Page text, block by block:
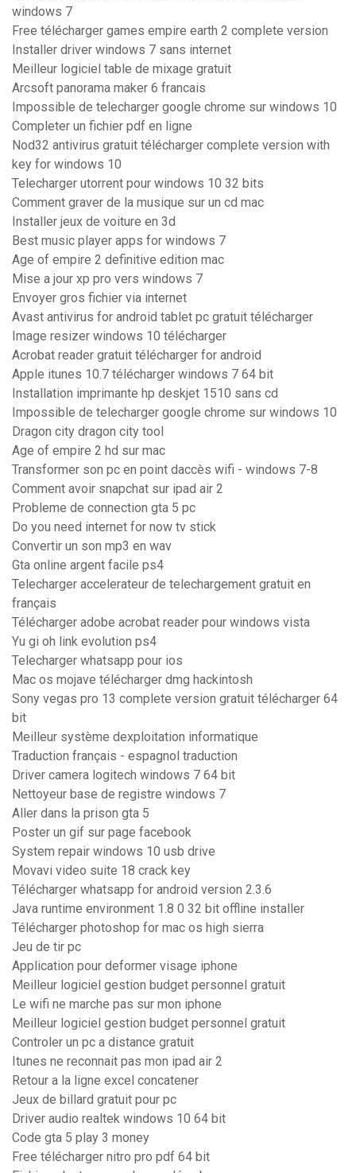
windows 7
Free télécharger games empire earth 2 complete version
Installer driver windows 7 sans internet
Meilleur logiciel table de mixage gratuit
Arcsoft panorama maker 6 francais
Impossible de telecharger google chrome sur windows 10
Completer un fichier pdf en ligne
Nod32 antivirus gratuit télécharger complete version with
key for windows 10
Telecharger utorrent pour windows 10 32 bits
Comment graver de la musique sur un cd mac
Installer jeux de voiture en 3d
Best music player apps for windows 7
Age of empire 2 definitive edition mac
Mise a jour xp pro vers windows 7
Envoyer gros fichier via internet
Avast antivirus for android tablet pc gratuit télécharger
Image resizer windows 10 télécharger
Acrobat reader gratuit télécharger for android
Apple itunes 10.7 télécharger windows 7 64 bit
Installation imprimante hp deskjet 1510 sans cd
Impossible de telecharger google chrome sur windows 10
Dragon city dragon city tool
Age of empire 2 hd sur mac
Transformer son pc en point daccès wifi - windows 7-8
Comment avoir snapchat sur ipad air 2
Probleme de connection gta 5 pc
Do you need internet for now tv stick
Convertir un son mp3 en wav
Gta online argent facile ps4
Telecharger accelerateur de telechargement gratuit en
français
Télécharger adobe acrobat reader pour windows vista
Yu gi oh link evolution ps4
Telecharger whatsapp pour ios
Mac os mojave télécharger dmg hackintosh
Sony vegas pro 13 complete version gratuit télécharger 64
bit
Meilleur système dexploitation informatique
Traduction français - espagnol traduction
Driver camera logitech windows 7 64 bit
Nettoyeur base de registre windows 7
Aller dans la prison gta 5
Poster un gif sur page facebook
System repair windows 10 usb drive
Movavi video suite 18 crack key
Télécharger whatsapp for android version 2.3.6
Java runtime environment 1.8 0 32 bit offline installer
Télécharger photoshop for mac os high sierra
Jeu de tir pc
Application pour deformer visage iphone
Meilleur logiciel gestion budget personnel gratuit
Le wifi ne marche pas sur mon iphone
Meilleur logiciel gestion budget personnel gratuit
Controler un pc a distance gratuit
Itunes ne reconnait pas mon ipad air 2
Retour a la ligne excel concatener
Jeux de billard gratuit pour pc
Driver audio realtek windows 10 64 bit
Code gta 5 play 3 money
Free télécharger nitro pro pdf 64 bit